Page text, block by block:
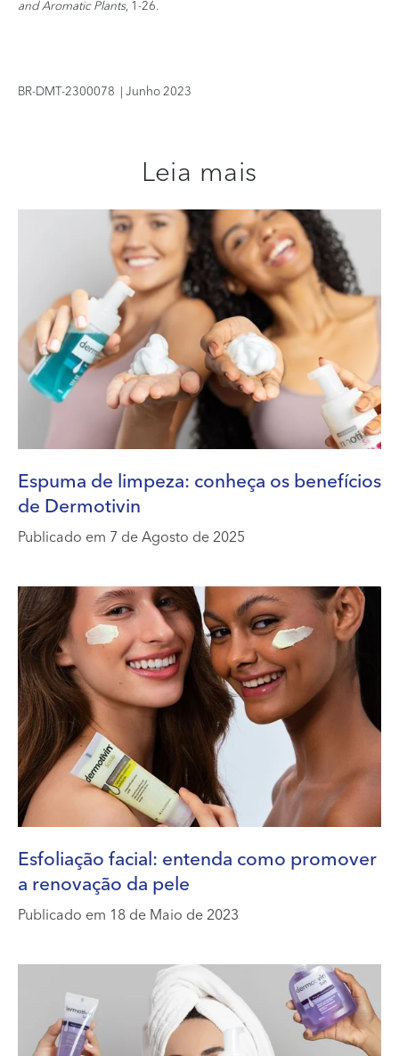
and Aromatic Plants, 1-26.
BR-DMT-2300078 | Junho 2023
Leia mais
Espuma de limpeza: conheça os benefícios
de Dermotivin
Publicado em 7 de Agosto de 2025
Esfoliação facial: entenda como promover
a renovação da pele